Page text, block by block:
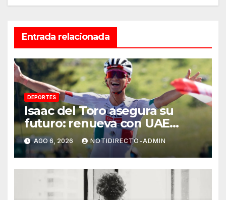
Entrada relacionada
DEPORTES
Isaac del Toro asegura su
futuro: renueva con UAE
Team Emirates hasta 2031
AGO 6, 2026 NOTIDIRECTO-ADMIN